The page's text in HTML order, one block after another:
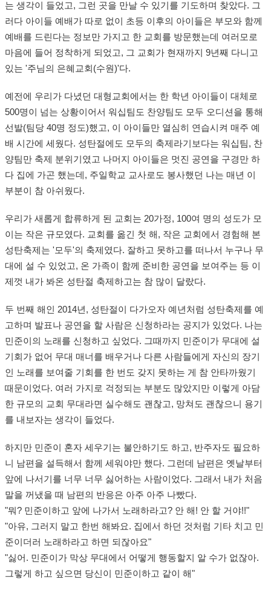
는 생각이 들었고, 그런 곳을 만날 수 있기를 기도하며 찾았다. 그
러다 아이들 예배가 따로 없이 초등 이후의 아이들은 부모와 함께
예배를 드린다는 정보만 가지고 한 교회를 방문했는데 여러모로
마음에 들어 정착하게 되었고, 그 교회가 현재까지 9년째 다니고
있는 '주님의 은혜교회(수원)'다.
예전에 우리가 다녔던 대형교회에서는 한 학년 아이들이 대체로
500명이 넘는 상황이어서 워십팀도 찬양팀도 모두 오디션을 통해
선발(팀당 40명 정도)했고, 이 아이들만 열심히 연습시켜 매주 예
배 시간에 세웠다. 성탄절에도 모두의 축제라기보다는 워십팀, 찬
양팀만 축제 분위기였고 나머지 아이들은 멋진 공연을 구경만 하
다 집에 가곤 했는데, 주일학교 교사로도 봉사했던 나는 매년 이
부분이 참 아쉬웠다.
우리가 새롭게 합류하게 된 교회는 20가정, 100여 명의 성도가 모
이는 작은 규모였다. 교회를 옮긴 첫 해, 작은 교회에서 경험해 본
성탄축제는 '모두'의 축제였다. 잘하고 못하고를 떠나서 누구나 무
대에 설 수 있었고, 온 가족이 함께 준비한 공연을 보여주는 등 이
제껏 내가 봐온 성탄절 축제하고는 참 많이 달랐다.
두 번째 해인 2014년, 성탄절이 다가오자 예년처럼 성탄축제를 예
고하며 발표나 공연을 할 사람은 신청하라는 공지가 있었다. 나는
민준이의 노래를 신청하고 싶었다. 그때까지 민준이가 무대에 설
기회가 없어 무대 매너를 배우거나 다른 사람들에게 자신의 장기
인 노래를 보여줄 기회를 한 번도 갖지 못하는 게 참 안타까웠기
때문이었다. 여러 가지로 걱정되는 부분도 많았지만 이렇게 아담
한 규모의 교회 무대라면 실수해도 괜찮고, 망쳐도 괜찮으니 용기
를 내보자는 생각이 들었다.
하지만 민준이 혼자 세우기는 불안하기도 하고, 반주자도 필요하
니 남편을 설득해서 함께 세워야만 했다. 그런데 남편은 옛날부터
앞에 나서기를 너무 너무 싫어하는 사람이었다. 그래서 내가 처음
말을 꺼냈을 때 남편의 반응은 아주 아주 나빴다.
"뭐? 민준이하고 앞에 나가서 노래하라고? 안 해! 안 할 거야!!"
"아유, 그러지 말고 한번 해봐요. 집에서 하던 것처럼 기타 치고 민
준이더러 노래하라고 하면 되잖아요"
"싫어. 민준이가 막상 무대에서 어떻게 행동할지 알 수가 없잖아.
그렇게 하고 싶으면 당신이 민준이하고 같이 해"